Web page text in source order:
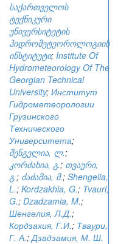
საქართველოს
ტექნიკური
უნივერსიტეტის
ჰიდრომეტეოროლოგიის
ინსტიტუტი; Institute Of
Hydrometeorology Of The
Georgian Technical
University; Институт
Гидрометеорологии
Грузинского
Технического
Университета;
შენგელია, ლ.;
კორძახია, გ.; თვაური,
გ.; ძაძამია, მ.; Shengelia,
L.; Kordzakhia, G.; Tvauri,
G.; Dzadzamia, M.;
Шенгелия, Л.Д.;
Кордзахия, Г.И.; Тваури,
Г. А.;Дзадзамия, М. Ш.